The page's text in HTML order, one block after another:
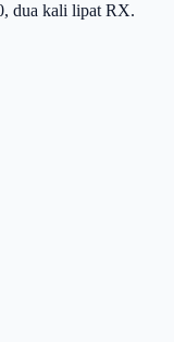
dua kali lipat RX.